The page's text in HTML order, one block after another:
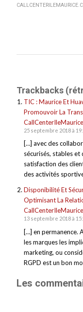
Trackbacks
TIC : Maurice Et
Promouvoir La
25 septembre 2018 à
[…] avec des
sécurisés, stables
satisfaction des
des activités
Disponibilité Et
Optimisant La
13 septembre 2018 à
[…] en permanence.
les marques les
marketing, ou
RGPD est un bon
Les